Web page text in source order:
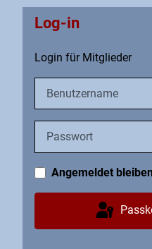
Log-in
Login für Mitglieder
Angemeldet bleiben